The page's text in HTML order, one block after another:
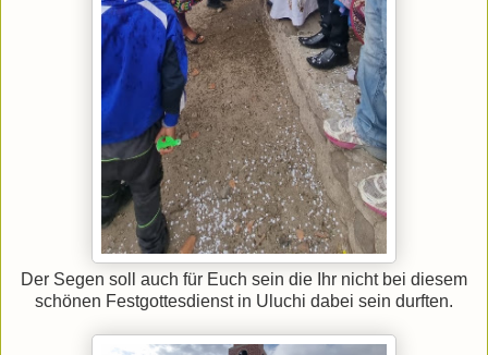
Der Segen soll auch für Euch sein die Ihr nicht bei diesem
schönen Festgottesdienst in Uluchi dabei sein durften.